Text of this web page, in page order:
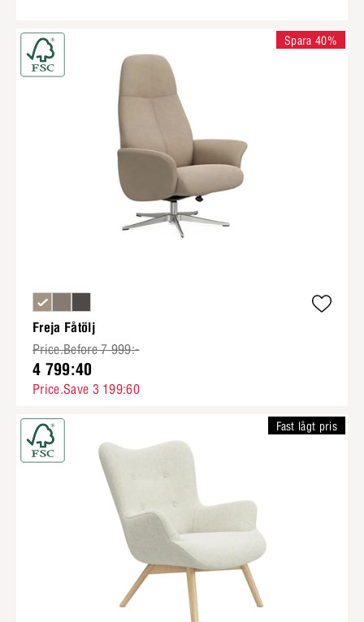
Freja Fåtölj
Price.Before 7 999:-
4 799:40
Price.Save 3 199:60
Spara 40%
Fast lågt pris